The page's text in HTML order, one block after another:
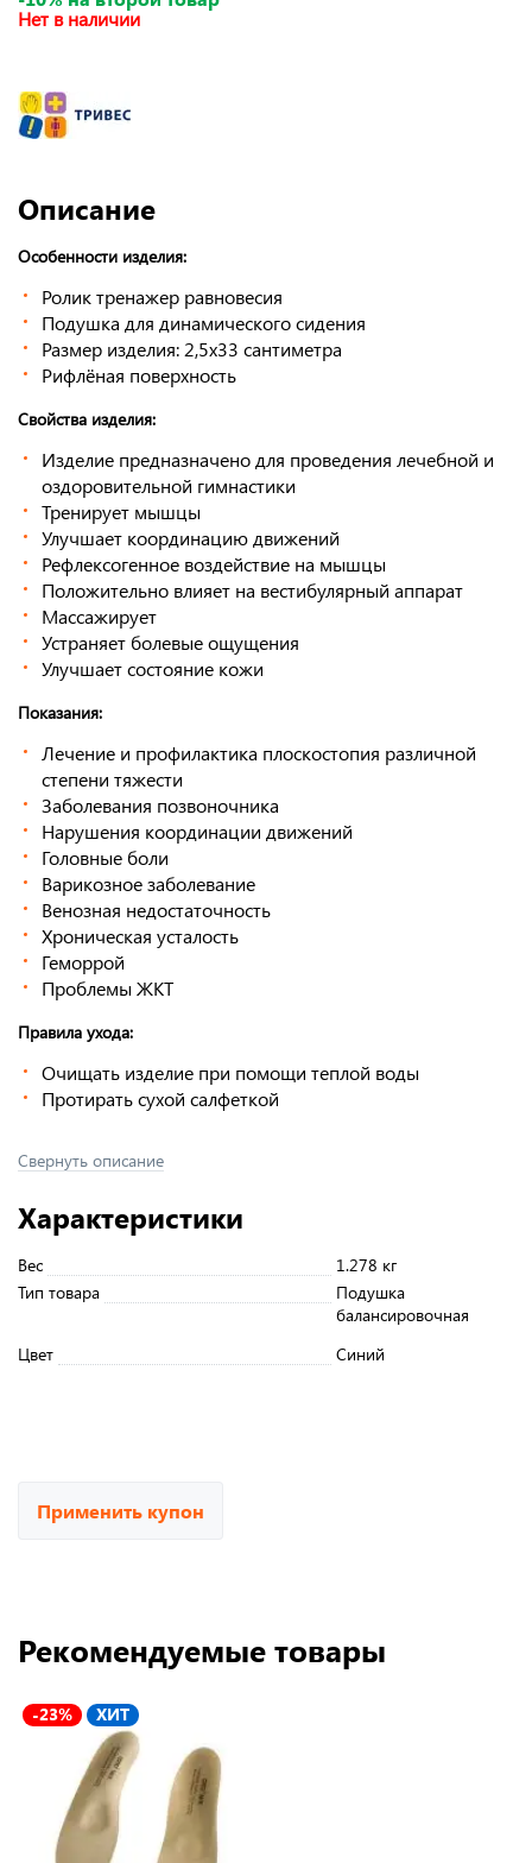
Нет в наличии
Описание
Особенности изделия:
Ролик тренажер равновесия
Подушка для динамического сидения
Размер изделия: 2,5х33 сантиметра
Рифлёная поверхность
Свойства изделия:
Изделие предназначено для проведения лечебной и
оздоровительной гимнастики
Тренирует мышцы
Улучшает координацию движений
Рефлексогенное воздействие на мышцы
Положительно влияет на вестибулярный аппарат
Массажирует
Устраняет болевые ощущения
Улучшает состояние кожи
Показания:
Лечение и профилактика плоскостопия различной
степени тяжести
Заболевания позвоночника
Нарушения координации движений
Головные боли
Варикозное заболевание
Венозная недостаточность
Хроническая усталость
Геморрой
Проблемы ЖКТ
Правила ухода:
Очищать изделие при помощи теплой воды
Протирать сухой салфеткой
Свернуть описание
Характеристики
Вес
1.278 кг
Тип товара
Подушка
балансировочная
Цвет
Синий
Применить купон
Рекомендуемые товары
-23% ХИТ